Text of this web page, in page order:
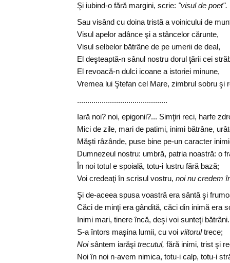
Şi iubind-o fără margini, scrie: "visul de poet".
Sau visând cu doina tristă a voinicului de
Visul apelor adânce şi a stâncelor cărunte,
Visul selbelor bătrâne de pe umerii de deal,
El deşteaptă-n sânul nostru dorul ţării cei
El revoacă-n dulci icoane a istoriei minune,
Vremea lui Ştefan cel Mare, zimbrul sobru şi
............................................
Iară noi? noi, epigonii?... Simţiri reci, harfe
Mici de zile, mari de patimi, inimi bătrâne,
Măşti râzânde, puse bine pe-un caracter
Dumnezeul nostru: umbră, patria noastră: o
În noi totul e spoială, totu-i lustru fără bază;
Voi credeaţi în scrisul vostru, noi nu credem
Şi de-aceea spusa voastră era sântă şi
Căci de minţi era gândită, căci din inimă era
Inimi mari, tinere încă, deşi voi sunteţi bătrâni.
S-a întors maşina lumii, cu voi viitorultrece;
Noisântem iarăşi trecutul, fără inimi, trist şi
Noi în noi n-avem nimica, totu-i calp, totu-i